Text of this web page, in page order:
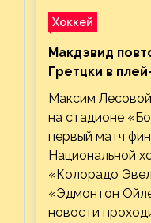
Хоккей
Макдэвид
Гретцки в
Максим
на стадионе
первый матч
Национальной
«Колорадо
«Эдмонтон
новости